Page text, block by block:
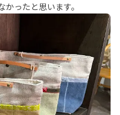
ったと思います。